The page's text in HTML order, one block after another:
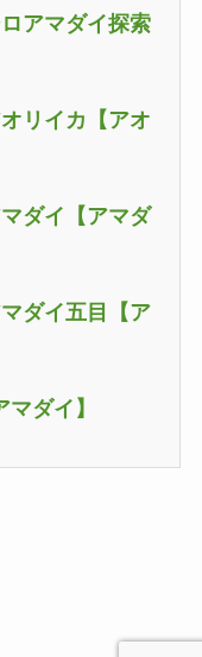
アマダイ探索
リイカ 【アオ
ダイ 【アマダ
ダイ五目
【ア
マダイ】